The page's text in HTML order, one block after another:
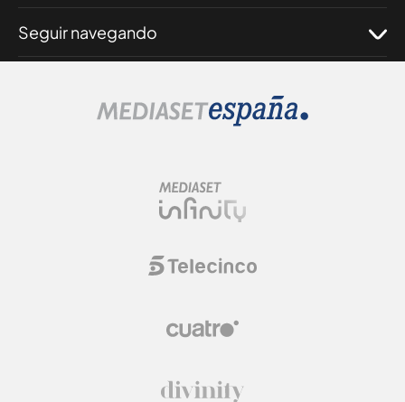
Seguir navegando